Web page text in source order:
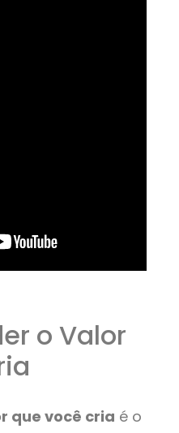
o Valor
que você cria é o